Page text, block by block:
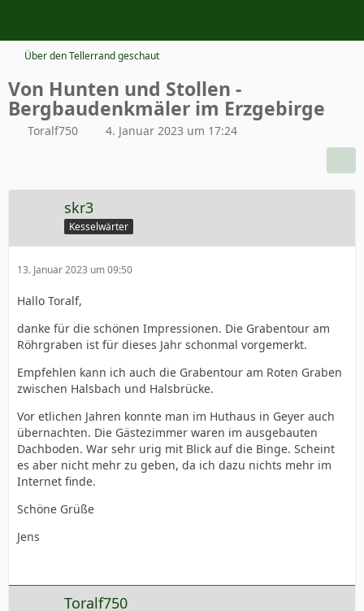
Über den Tellerrand geschaut
Von Hunten und Stollen -
Bergbaudenkmäler im Erzgebirge
Toralf750 4. Januar 2023 um 17:24
skr3
Kesselwärter
13. Januar 2023 um 09:50
Hallo Toralf,
danke für die schönen Impressionen. Die Grabentour am
Röhrgraben ist für dieses Jahr schonmal vorgemerkt.
Empfehlen kann ich auch die Grabentour am Roten Graben
zwischen Halsbach und Halsbrücke.
Vor etlichen Jahren konnte man im Huthaus in Geyer auch
übernachten. Die Gästezimmer waren im ausgebauten
Dachboden. War sehr urig mit Blick auf die Binge. Scheint
es aber nicht mehr zu geben, da ich dazu nichts mehr im
Internet finde.
Schöne Grüße
Jens
Toralf750